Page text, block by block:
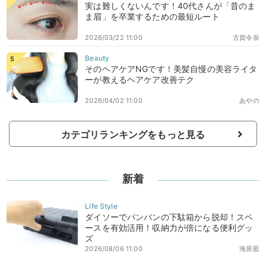
実は難しくないんです！40代さんが「昔のま
ま眉」を卒業するための最短ルート
古賀令奈
2026/03/22 11:00
そのヘアケアNGです！美髪自慢の美容ライタ
ーが教えるヘアケア改善テク
あやの
2026/04/02 11:00
カテゴリランキングをもっと見る
新着
ダイソーでパンパンの下駄箱から脱却！スペ
ースを有効活用！収納力が倍になる便利グッ
ズ
海原藍
2026/08/06 11:00